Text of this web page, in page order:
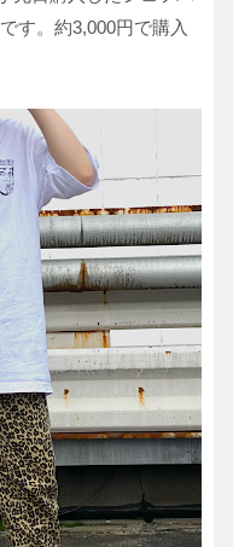
です。約3,000円で購入